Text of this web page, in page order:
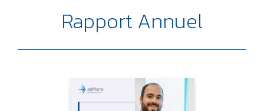
Rapport Annuel